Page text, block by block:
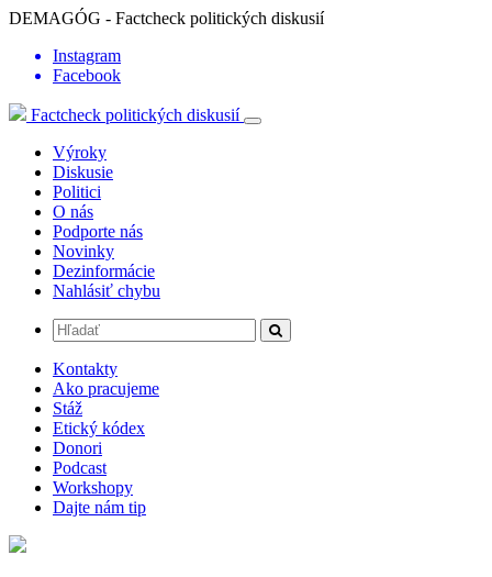
DEMAGÓG - Factcheck politických diskusií
Instagram
Facebook
Factcheck politických diskusií
Výroky
Diskusie
Politici
O nás
Podporte nás
Novinky
Dezinformácie
Nahlásiť chybu
Kontakty
Ako pracujeme
Stáž
Etický kódex
Donori
Podcast
Workshopy
Dajte nám tip